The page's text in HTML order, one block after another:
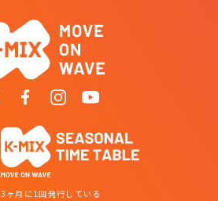
3ヶ月に1回発行している